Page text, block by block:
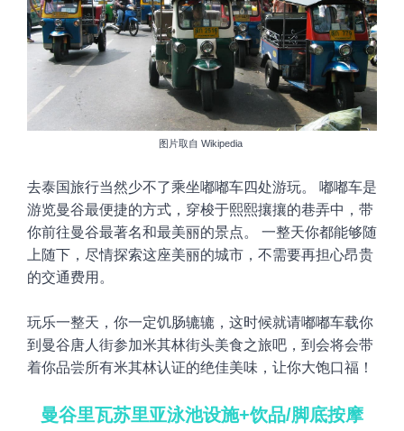
图片取自 Wikipedia
去泰国旅行当然少不了乘坐嘟嘟车四处游玩。 嘟嘟车是
游览曼谷最便捷的方式，穿梭于熙熙攘攘的巷弄中，带
你前往曼谷最著名和最美丽的景点。
一整天你都能够随
上随下，尽情探索这座美丽的城市，不需要再担心昂贵
的交通费用。
玩乐一整天，你一定饥肠辘辘，这时候就请嘟嘟车载你
到曼谷唐人街参加米其林街头美食之旅吧，到会将会带
着你品尝所有米其林认证的绝佳美味，让你大饱口福！
曼谷里瓦苏里亚泳池设施+饮品/脚底按摩